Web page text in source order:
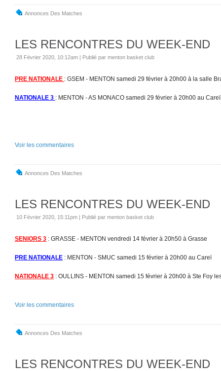
Annonces Des Matches
LES RENCONTRES DU WEEK-END
28 Février 2020, 10:12am | Publié par menton basket club
PRE NATIONALE : GSEM - MENTON samedi 29 février à 20h00 à la salle
NATIONALE 3 : MENTON - AS MONACO samedi 29 février à 20h00 au Careï
Voir les commentaires
Annonces Des Matches
LES RENCONTRES DU WEEK-END
10 Février 2020, 15:11pm | Publié par menton basket club
SENIORS 3 : GRASSE - MENTON vendredi 14 février à 20h50 à Grasse
PRE NATIONALE : MENTON - SMUC samedi 15 février à 20h00 au Careï
NATIONALE 3 : OULLINS - MENTON samedi 15 février à 20h00 à Ste Foy
Voir les commentaires
Annonces Des Matches
LES RENCONTRES DU WEEK-END